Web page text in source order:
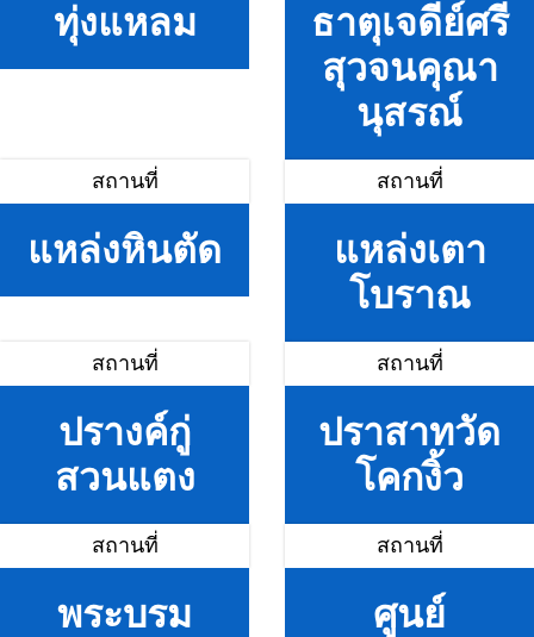
ทุ่งแหลม
ธาตุเจดีย์ศรี
สุวจนคุณา
นุสรณ์
สถานที่
แหล่งหินตัด
สถานที่
แหล่งเตา
โบราณ
สถานที่
ปรางค์กู่
สวนแตง
สถานที่
ปราสาทวัด
โคกงิ้ว
สถานที่
พระบรม
สถานที่
ศูนย์